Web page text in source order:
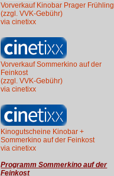
Vorverkauf Kinobar Prager Frühling
(zzgl. VVK-Gebühr)
via cinetixx
Vorverkauf Sommerkino auf der
Feinkost
(zzgl. VVK-Gebühr)
via cinetixx
Kinogutscheine Kinobar +
Sommerkino auf der Feinkost
via cinetixx
Programm Sommerkino auf der
Feinkost